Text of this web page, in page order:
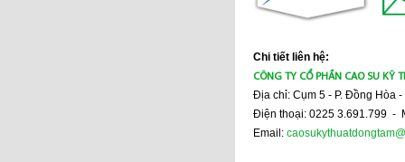
Chi tiết liên hệ:
CÔNG TY CỔ PHẦN CAO SU KỸ
Địa chỉ: Cụm 5 - P. Đồng Hòa
Điện thoại: 0225 3.691.799 -
Email: